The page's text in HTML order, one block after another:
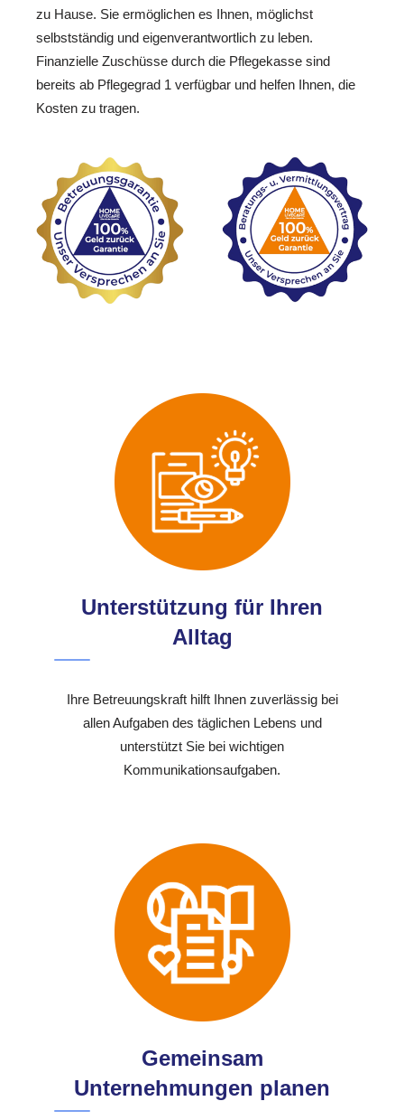
zu Hause. Sie ermöglichen es Ihnen, möglichst
selbstständig und eigenverantwortlich zu leben.
Finanzielle Zuschüsse durch die Pflegekasse sind
bereits ab Pflegegrad 1 verfügbar und helfen Ihnen, die
Kosten zu tragen.
Unterstützung für Ihren
Alltag
Ihre Betreuungskraft hilft Ihnen zuverlässig bei
allen Aufgaben des täglichen Lebens und
unterstützt Sie bei wichtigen
Kommunikationsaufgaben.
Gemeinsam
Unternehmungen planen